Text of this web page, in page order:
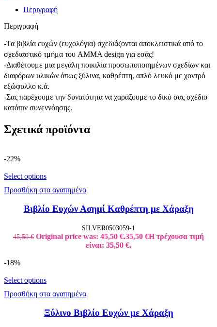
Περιγραφή
Περιγραφή
-Τα βιβλία ευχών (ευχολόγια) σχεδιάζονται αποκλειστικά από το
σχεδιαστικό τμήμα του AMMA design για εσάς!
-Διαθέτουμε μια μεγάλη ποικιλία προσωποποιημένων σχεδίων και
διαφόρων υλικών όπως ξύλινα, καθρέπτη, απλό λευκό με χοντρό
εξώφυλλο κ.ά.
-Σας παρέχουμε την δυνατότητα να χαράξουμε το δικό σας σχέδιο
κατόπιν συνεννόησης.
Σχετικά προϊόντα
-22%
Select options
Προσθήκη στα αγαπημένα
Βιβλίο Ευχών Ασημί Καθρέπτη με Χάραξη
SILVER0503059-1
45,50€ Original price was: 45,50 €.35,50 €Η τρέχουσα τιμή
είναι: 35,50 €.
-18%
Select options
Προσθήκη στα αγαπημένα
Ξύλινο Βιβλίο Ευχών με Χάραξη